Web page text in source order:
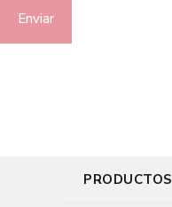
Enviar
PRODUCTOS